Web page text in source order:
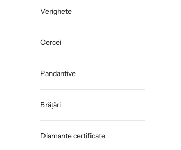
Verighete
Cercei
Pandantive
Brățări
Diamante certificate